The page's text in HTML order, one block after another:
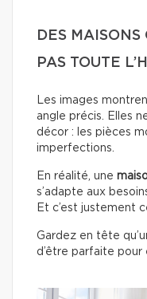
DES
PAS TOUTE
Les images
angle précis. Elles
décor : les pièces
imperfections.
En réalité, une
s’adapte aux
Et c’est justement
Gardez en tête
d’être parfaite pour